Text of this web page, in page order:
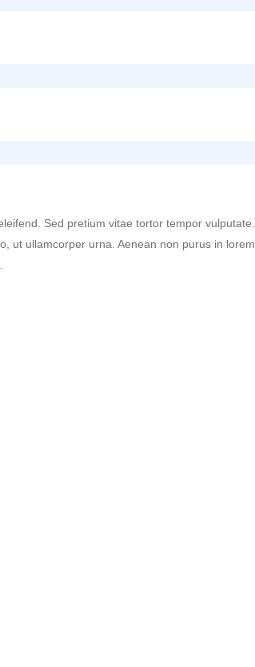
Sed pretium vitae tortor tempor vulputate.
ut ullamcorper urna. Aenean non purus in lorem